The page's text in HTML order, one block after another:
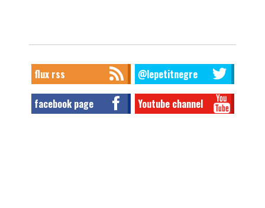
flux rss @lepetitnegre
facebook page Youtube channel